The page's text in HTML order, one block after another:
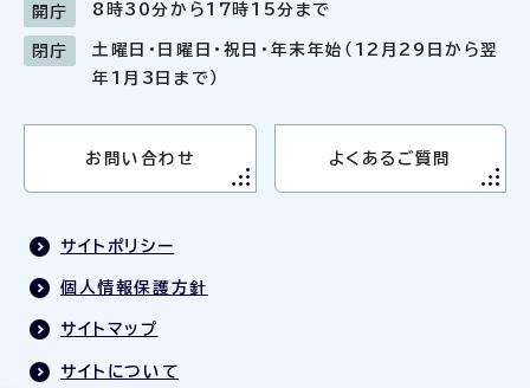
開庁 8時30分から17時15分まで
閉庁
土曜日・日曜日・祝日・年末年始（12月29日から翌
年1月3日まで）
お問い合わせ よくあるご質問
サイトポリシー
個人情報保護方針
サイトマップ
サイトについて